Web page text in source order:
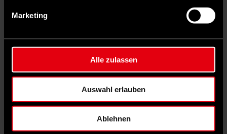
Marketing
Alle zulassen
Auswahl erlauben
Ablehnen